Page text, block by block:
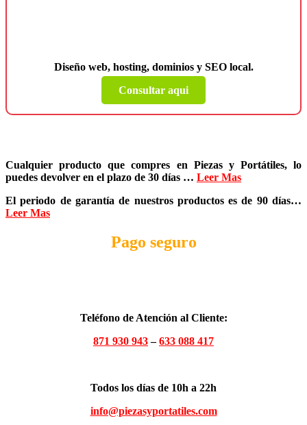
Diseño web, hosting, dominios y SEO local.
Consultar aqui
Cualquier producto que compres en Piezas y Portátiles, lo
puedes devolver en el plazo de 30 días … Leer Mas
El periodo de garantía de nuestros productos es de 90 días…
Leer Mas
Pago seguro
Teléfono de Atención al Cliente:
871 930 943–633 088 417
Todos los días de 10h a 22h
info@piezasyportatiles.com